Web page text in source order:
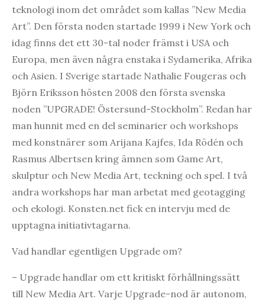
teknologi inom det området som kallas ”New Media
Art”. Den första noden startade 1999 i New York och
idag finns det ett 30-tal noder främst i USA och
Europa, men även några enstaka i Sydamerika, Afrika
och Asien. I Sverige startade Nathalie Fougeras och
Björn Eriksson hösten 2008 den första svenska
noden ”UPGRADE! Östersund-Stockholm”. Redan har
man hunnit med en del seminarier och workshops
med konstnärer som Arijana Kajfes, Ida Rödén och
Rasmus Albertsen kring ämnen som Game Art,
skulptur och New Media Art, teckning och spel. I två
andra workshops har man arbetat med geotagging
och ekologi. Konsten.net fick en intervju med de
upptagna initiativtagarna.
Vad handlar egentligen Upgrade om?
– Upgrade handlar om ett kritiskt förhållningssätt
till New Media Art. Varje Upgrade-nod är autonom,